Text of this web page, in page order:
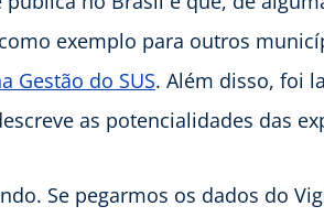
exemplo para outros
Gestão do SUS. Além disso, foi
as potencialidades das
Se pegarmos os dados do